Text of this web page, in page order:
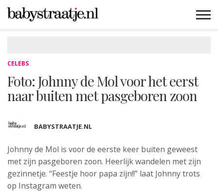
CELEBS
Foto: Johnny de Mol voor het eerst
naar buiten met pasgeboren zoon
BABYSTRAATJE.NL
Johnny de Mol is voor de eerste keer buiten geweest
met zijn pasgeboren zoon. Heerlijk wandelen met zijn
gezinnetje. “Feestje hoor papa zijn!!” laat Johnny trots
op Instagram weten.